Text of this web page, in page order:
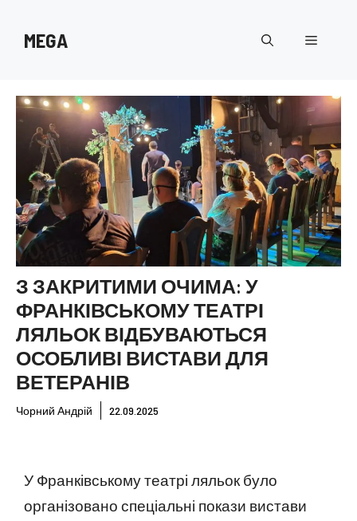
MEGA Меню
З ЗАКРИТИМИ ОЧИМА: У
ФРАНКІВСЬКОМУ ТЕАТРІ
ЛЯЛЬОК ВІДБУВАЮТЬСЯ
ОСОБЛИВІ ВИСТАВИ ДЛЯ
ВЕТЕРАНІВ
Чорний Андрій 22.09.2025
У Франківському театрі ляльок було
організовано спеціальні покази вистави